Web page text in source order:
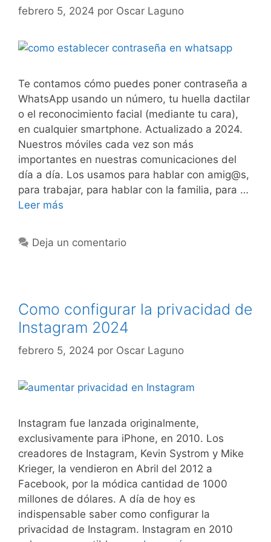
febrero 5, 2024 por Oscar Laguno
Te contamos cómo puedes poner contraseña a
WhatsApp usando un número, tu huella dactilar
o el reconocimiento facial (mediante tu cara),
en cualquier smartphone. Actualizado a 2024.
Nuestros móviles cada vez son más
importantes en nuestras comunicaciones del
día a día. Los usamos para hablar con amig@s,
para trabajar, para hablar con la familia, para …
Leer más
Deja un comentario
Como configurar la privacidad de
Instagram 2024
febrero 5, 2024 por Oscar Laguno
Instagram fue lanzada originalmente,
exclusivamente para iPhone, en 2010. Los
creadores de Instagram, Kevin Systrom y Mike
Krieger, la vendieron en Abril del 2012 a
Facebook, por la módica cantidad de 1000
millones de dólares. A día de hoy es
indispensable saber como configurar la
privacidad de Instagram. Instagram en 2010